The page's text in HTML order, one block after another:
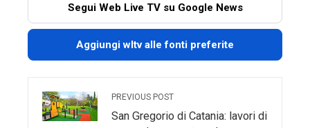
Segui Web Live TV su Google News
Aggiungi wltv alle fonti preferite
PREVIOUS POST
San Gregorio di Catania: lavori di